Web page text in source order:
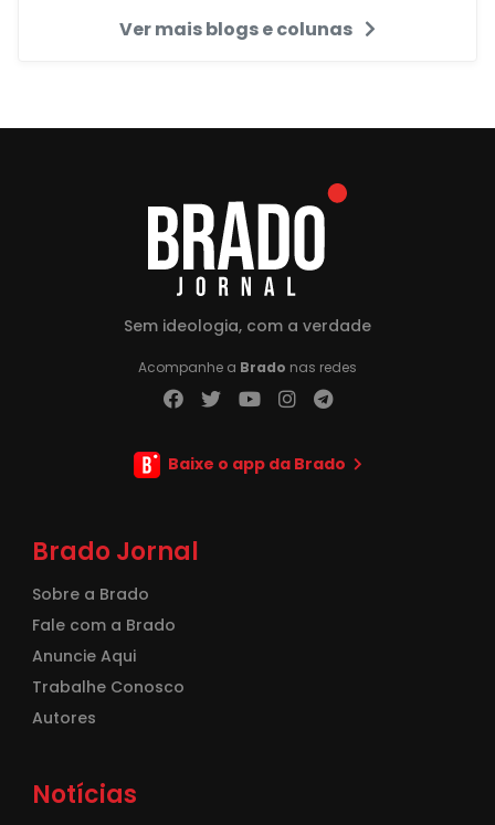
Ver mais blogs e colunas
Sem ideologia, com a verdade
Acompanhe a Brado nas redes
Baixe o app da Brado
Brado Jornal
Sobre a Brado
Fale com a Brado
Anuncie Aqui
Trabalhe Conosco
Autores
Notícias